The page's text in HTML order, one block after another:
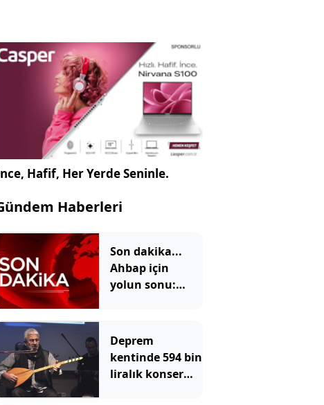
Hafif, Her Yerde Seninle.
Haberleri
Son dakika...
Ahbap için
yolun sonu:
Deprem
kentinde 594 bin
liralık konser